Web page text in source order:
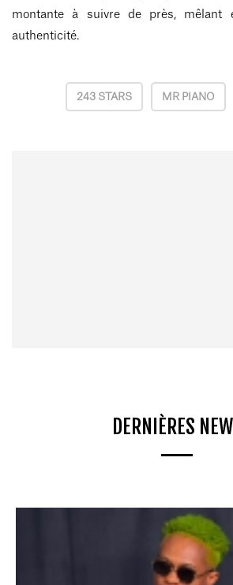
montante à suivre de près, mêlant
authenticité.
243 STARS MR PIANO
DERNIÈRES